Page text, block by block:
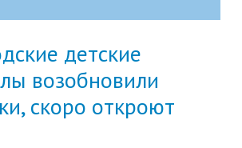
детские
возобновили
скоро откроют